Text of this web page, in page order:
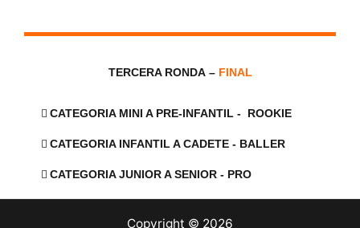
TERCERA RONDA– FINAL
CATEGORIA MINI A PRE-INFANTIL - ROOKIE
CATEGORIA INFANTIL A CADETE - BALLER
CATEGORIA JUNIOR A SENIOR - PRO
Copyright © 2026